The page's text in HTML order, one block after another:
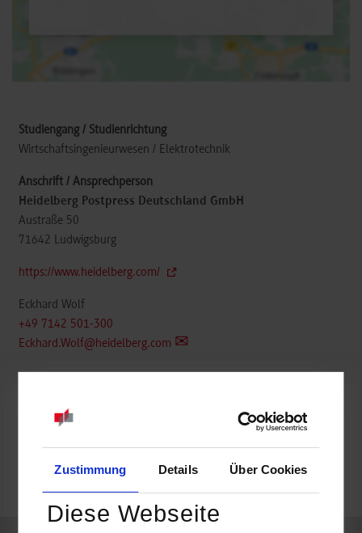
Zustimmung Details Über Cookies
Diese Webseite
Wirtschaftsingenieurwesen / Elektrotechnik
Heidelberg Postpress Deutschland GmbH
Austraße 50
71642 Ludwigsburg
https://www.heidelberg.com/
Eckhard Wolf
+49 7142 501-300
Eckhard.Wolf@heidelberg.com